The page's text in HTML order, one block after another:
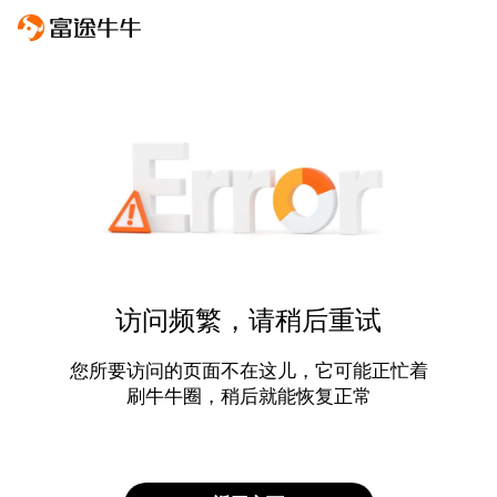
访问频繁，请稍后重试
您所要访问的页面不在这儿，它可能正忙着
刷牛牛圈，稍后就能恢复正常